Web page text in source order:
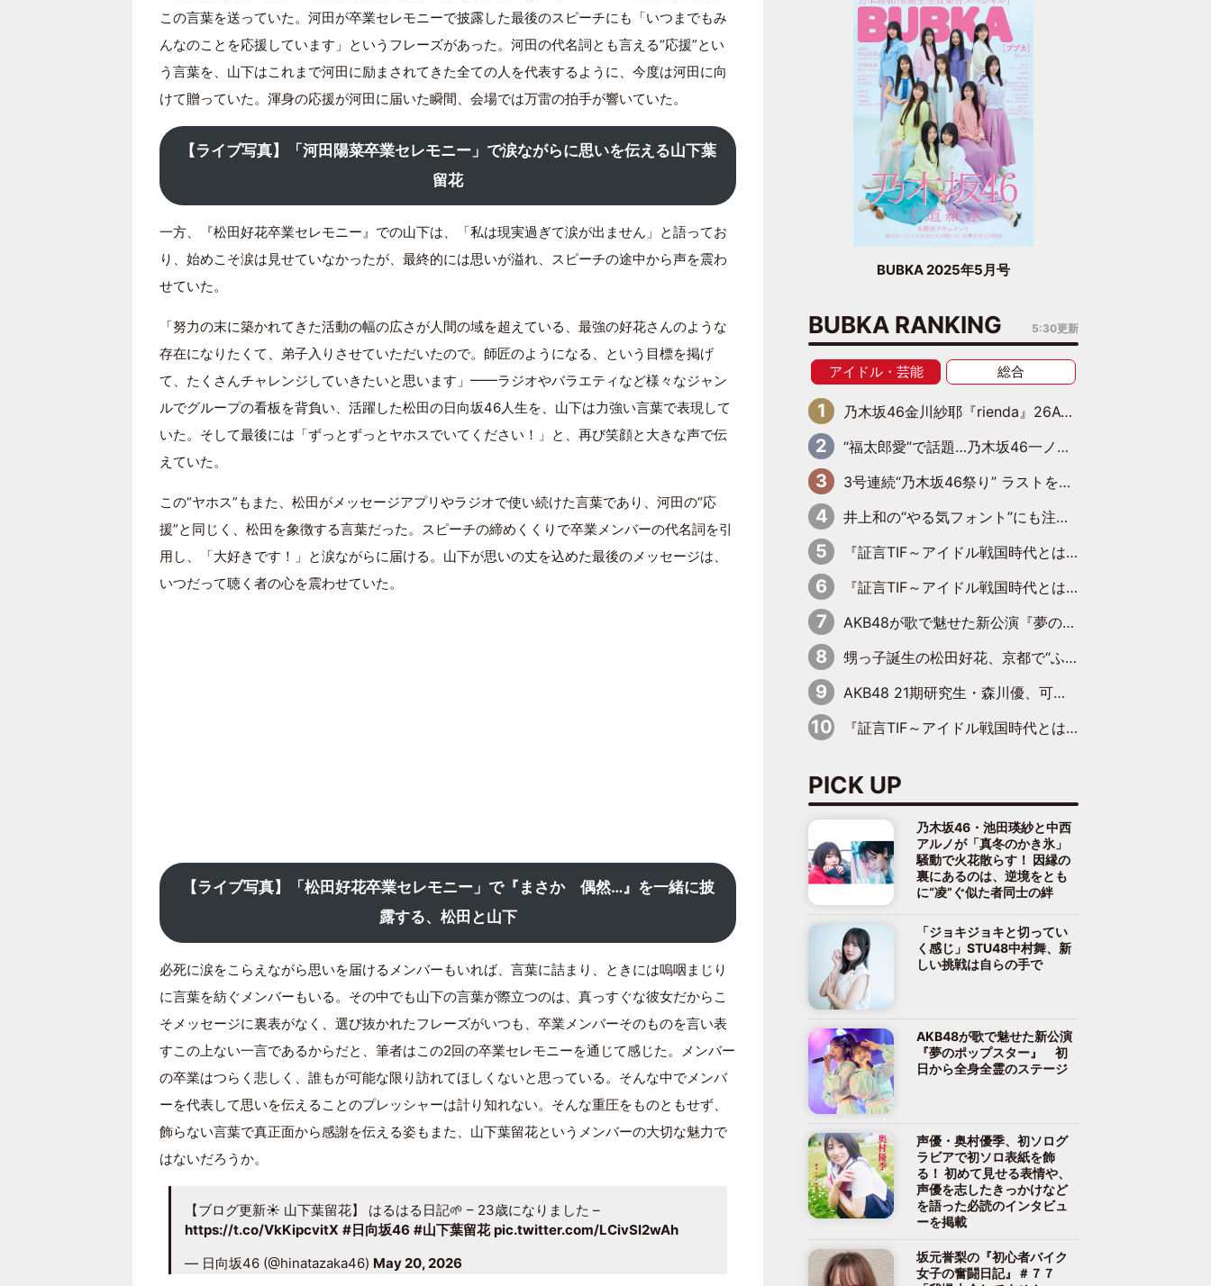
この言葉を送っていた。河田が卒業セレモニーで披露した最後のスピーチにも「いつまでもみ
んなのことを応援しています」というフレーズがあった。河田の代名詞とも言える“応援”とい
う言葉を、山下はこれまで河田に励まされてきた全ての人を代表するように、今度は河田に向
けて贈っていた。渾身の応援が河田に届いた瞬間、会場では万雷の拍手が響いていた。
【ライブ写真】「河田陽菜卒業セレモニー」で涙ながらに思いを伝える山下葉
留花
一方、『松田好花卒業セレモニー』での山下は、「私は現実過ぎて涙が出ません」と語ってお
り、始めこそ涙は見せていなかったが、最終的には思いが溢れ、スピーチの途中から声を震わ
せていた。
「努力の末に築かれてきた活動の幅の広さが人間の域を超えている、最強の好花さんのような
存在になりたくて、弟子入りさせていただいたので。師匠のようになる、という目標を掲げ
て、たくさんチャレンジしていきたいと思います」━━ラジオやバラエティなど様々なジャン
ルでグループの看板を背負い、活躍した松田の日向坂46人生を、山下は力強い言葉で表現して
いた。そして最後には「ずっとずっとヤホスでいてください！」と、再び笑顔と大きな声で伝
えていた。
この“ヤホス”もまた、松田がメッセージアプリやラジオで使い続けた言葉であり、河田の“応
援”と同じく、松田を象徴する言葉だった。スピーチの締めくくりで卒業メンバーの代名詞を引
用し、「大好きです！」と涙ながらに届ける。山下が思いの丈を込めた最後のメッセージは、
いつだって聴く者の心を震わせていた。
【ライブ写真】「松田好花卒業セレモニー」で『まさか 偶然…』を一緒に披
露する、松田と山下
必死に涙をこらえながら思いを届けるメンバーもいれば、言葉に詰まり、ときには嗚咽まじり
に言葉を紡ぐメンバーもいる。その中でも山下の言葉が際立つのは、真っすぐな彼女だからこ
そメッセージに裏表がなく、選び抜かれたフレーズがいつも、卒業メンバーそのものを言い表
すこの上ない一言であるからだと、筆者はこの2回の卒業セレモニーを通じて感じた。メンバー
の卒業はつらく悲しく、誰もが可能な限り訪れてほしくないと思っている。そんな中でメンバ
ーを代表して思いを伝えることのプレッシャーは計り知れない。そんな重圧をものともせず、
飾らない言葉で真正面から感謝を伝える姿もまた、山下葉留花というメンバーの大切な魅力で
はないだろうか。
【ブログ更新☀️ 山下葉留花】 はるはる日記🌱 – 23歳になりました –
https://t.co/VkKipcvitX #日向坂46 #山下葉留花 pic.twitter.com/LCivSI2wAh
— 日向坂46 (@hinatazaka46) May 20, 2026
BUBKA 2025年5月号
BUBKA RANKING 5:30更新
アイドル・芸能 総合
乃木坂46金川紗耶『rienda』26AW LOOKモデルに就任
“福太郎愛”で話題…乃木坂46一ノ瀬美空、地元福岡『めんべい25周年トップサポーター』に就任
3号連続“乃木坂46祭り” ラストを飾るのは賀喜遥香…5年ぶりの登場に「5年分大人になった私を見ていただけたら」
井上和の“やる気フォント”にも注目 乃木坂46が挑んだ書道パフォーマンスの舞台裏
『証言TIF～アイドル戦国時代とはなんだったのか～』第6回：でんぱ組.inc・古川未鈴×相沢梨紗「『ハロプロやりたかったな』って言ったら、夢眠ねむさんに『てめえはでんぱ組．incなんだよ！』って肩パンされて(笑)」
『証言TIF～アイドル戦国時代とはなんだったのか～』第11回：私立恵比寿中学・真山りか×安本彩花「TIFで10年ぶりのキョンシーメイクをしたら、場を完全に引かせてしまって。時代が変わったんだなって」
AKB48が歌で魅せた新公演『夢のポップスター』 初日から全身全霊のステージ
甥っ子誕生の松田好花、京都で“ふたつの家族”をはしご！ “母”黒谷友香に見送られ、“父”松岡昌宏とはハシゴ酒
AKB48 21期研究生・森川優、可愛さもある大人の女性に
『証言TIF～アイドル戦国時代とはなんだったのか～』第10回：さくら学院・武藤彩未×飯田らうら「正直、中3で辞めるというのを信じてなくて。そう言われてはいたけど、嘘でしょって」
PICK UP
乃木坂46・池田瑛紗と中西
アルノが「真冬のかき氷」
騒動で火花散らす！ 因縁の
裏にあるのは、逆境をとも
に“凌”ぐ似た者同士の絆
「ジョキジョキと切ってい
く感じ」STU48中村舞、新
しい挑戦は自らの手で
AKB48が歌で魅せた新公演
『夢のポップスター』 初
日から全身全霊のステージ
声優・奥村優季、初ソログ
ラビアで初ソロ表紙を飾
る！ 初めて見せる表情や、
声優を志したきっかけなど
を語った必読のインタビュ
ーを掲載
坂元誉梨の『初心者バイク
女子の奮闘日記』＃７７